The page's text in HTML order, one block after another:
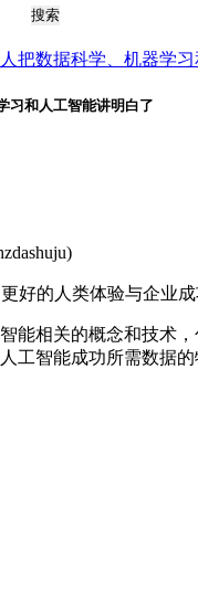
搜索
把数据科学、机器学
习和人工智能讲明白了
好的人类体验与企业成
能相关的概念和技术
工智能成功所需数据的